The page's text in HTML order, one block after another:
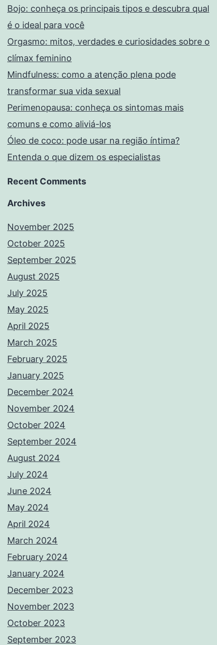
Bojo: conheça os principais tipos e descubra qual
é o ideal para você
Orgasmo: mitos, verdades e curiosidades sobre o
clímax feminino
Mindfulness: como a atenção plena pode
transformar sua vida sexual
Perimenopausa: conheça os sintomas mais
comuns e como aliviá-los
Óleo de coco: pode usar na região íntima?
Entenda o que dizem os especialistas
Recent Comments
Archives
November 2025
October 2025
September 2025
August 2025
July 2025
May 2025
April 2025
March 2025
February 2025
January 2025
December 2024
November 2024
October 2024
September 2024
August 2024
July 2024
June 2024
May 2024
April 2024
March 2024
February 2024
January 2024
December 2023
November 2023
October 2023
September 2023